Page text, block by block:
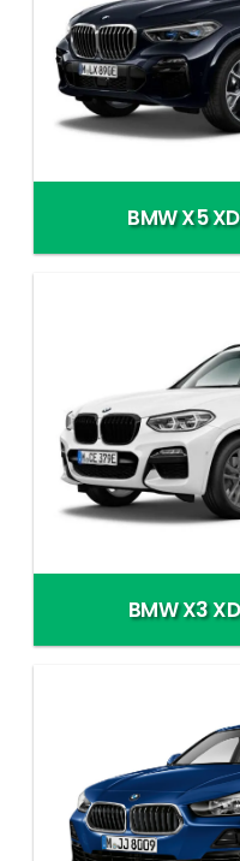
BMW X5
BMW X3